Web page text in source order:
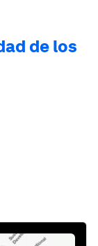
de los